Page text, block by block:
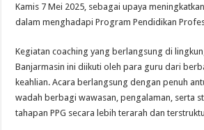
Kamis 7 Mei 2025, sebagai upaya
dalam menghadapi Program Pendidikan
Kegiatan coaching yang berlangsung di
Banjarmasin ini diikuti oleh para guru dari
keahlian. Acara berlangsung dengan penuh
wadah berbagi wawasan, pengalaman, serta
tahapan PPG secara lebih terarah dan